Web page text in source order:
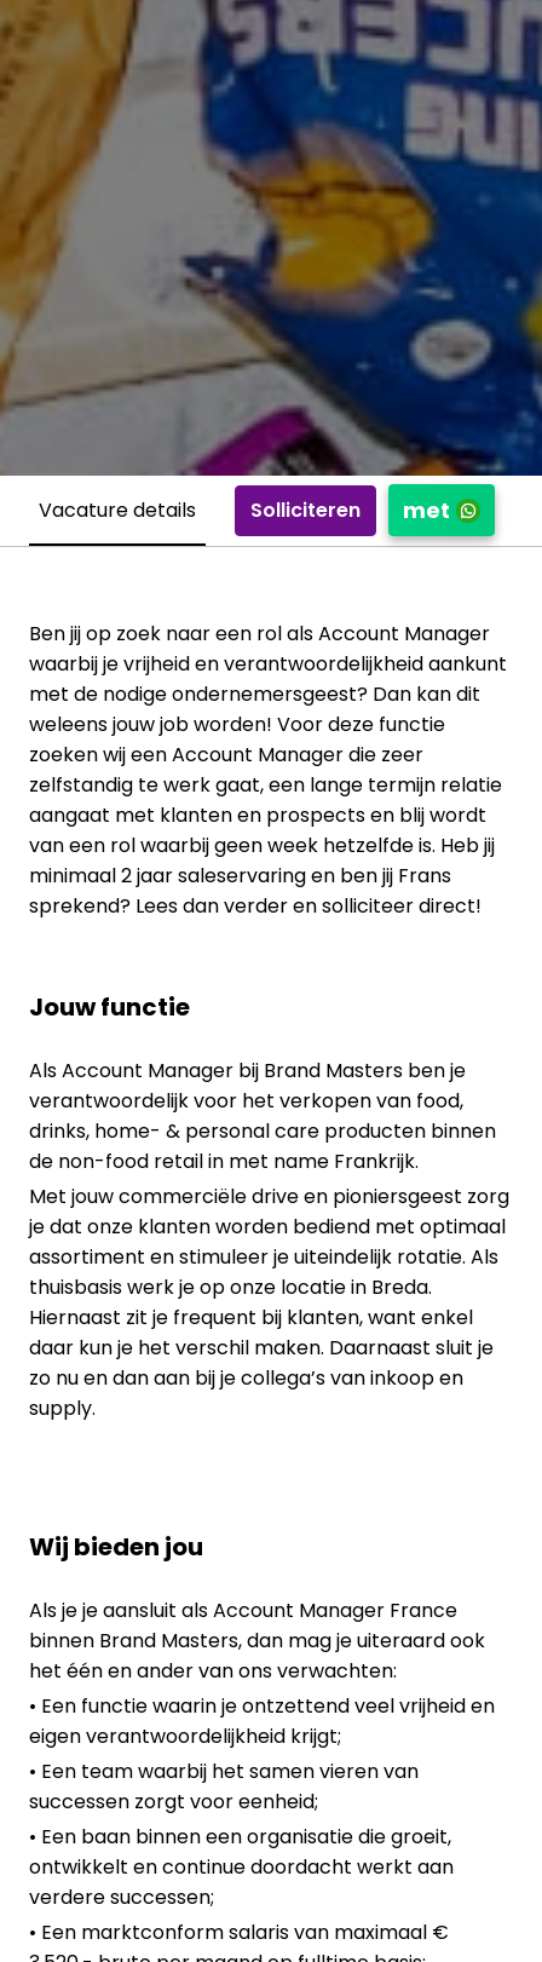
Vacature details Solliciteren met
Ben jij op zoek naar een rol als Account Manager
waarbij je vrijheid en verantwoordelijkheid aankunt
met de nodige ondernemersgeest? Dan kan dit
weleens jouw job worden! Voor deze functie
zoeken wij een Account Manager die zeer
zelfstandig te werk gaat, een lange termijn relatie
aangaat met klanten en prospects en blij wordt
van een rol waarbij geen week hetzelfde is. Heb jij
minimaal 2 jaar saleservaring en ben jij Frans
sprekend? Lees dan verder en solliciteer direct!
Jouw functie
Als Account Manager bij Brand Masters ben je
verantwoordelijk voor het verkopen van food,
drinks, home- & personal care producten binnen
de non-food retail in met name Frankrijk.
Met jouw commerciële drive en pioniersgeest zorg
je dat onze klanten worden bediend met optimaal
assortiment en stimuleer je uiteindelijk rotatie. Als
thuisbasis werk je op onze locatie in Breda.
Hiernaast zit je frequent bij klanten, want enkel
daar kun je het verschil maken. Daarnaast sluit je
zo nu en dan aan bij je collega’s van inkoop en
supply.
Wij bieden jou
Als je je aansluit als Account Manager France
binnen Brand Masters, dan mag je uiteraard ook
het één en ander van ons verwachten:
• Een functie waarin je ontzettend veel vrijheid en
eigen verantwoordelijkheid krijgt;
• Een team waarbij het samen vieren van
successen zorgt voor eenheid;
• Een baan binnen een organisatie die groeit,
ontwikkelt en continue doordacht werkt aan
verdere successen;
• Een marktconform salaris van maximaal €